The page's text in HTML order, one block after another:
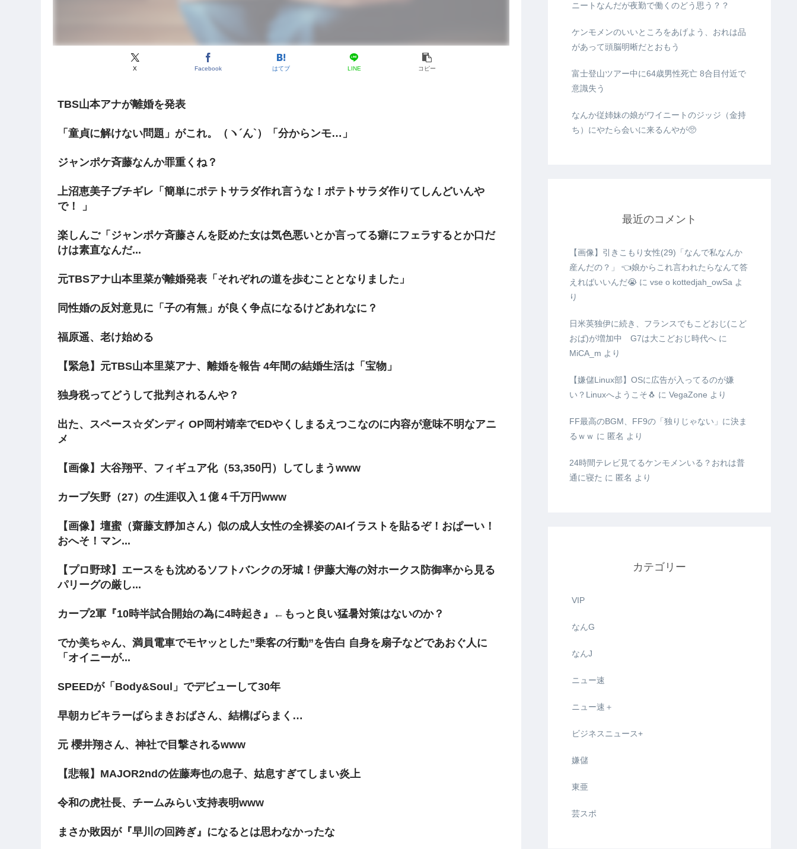
X Facebook はてブ LINE コピー
TBS山本アナが離婚を発表
「童貞に解けない問題」がこれ。（ヽ´ん`）「分からンモ…」
ジャンポケ斉藤なんか罪重くね？
上沼恵美子ブチギレ「簡単にポテトサラダ作れ言うな！ポテトサラダ作りてしんどいんや
で！ 」
楽しんご「ジャンポケ斉藤さんを貶めた女は気色悪いとか言ってる癖にフェラするとか口だ
けは素直なんだ...
元TBSアナ山本里菜が離婚発表「それぞれの道を歩むこととなりました」
同性婚の反対意見に「子の有無」が良く争点になるけどあれなに？
福原遥、老け始める
【緊急】元TBS山本里菜アナ、離婚を報告 4年間の結婚生活は「宝物」
独身税ってどうして批判されるんや？
出た、スペース☆ダンディ OP岡村靖幸でEDやくしまるえつこなのに内容が意味不明なアニ
メ
【画像】大谷翔平、フィギュア化（53,350円）してしまうwww
カープ矢野（27）の生涯収入１億４千万円www
【画像】壇蜜（齋藤支靜加さん）似の成人女性の全裸姿のAIイラストを貼るぞ！おぱーい！
おへそ！マン...
【プロ野球】エースをも沈めるソフトバンクの牙城！伊藤大海の対ホークス防御率から見る
パリーグの厳し...
カープ2軍『10時半試合開始の為に4時起き』←もっと良い猛暑対策はないのか？
でか美ちゃん、満員電車でモヤッとした”乗客の行動”を告白 自身を扇子などであおぐ人に
「オイニーが...
SPEEDが「Body&Soul」でデビューして30年
早朝カビキラーばらまきおばさん、結構ばらまく…
元 櫻井翔さん、神社で目撃されるwww
【悲報】MAJOR2ndの佐藤寿也の息子、姑息すぎてしまい炎上
令和の虎社長、チームみらい支持表明www
まさか敗因が『早川の回跨ぎ』になるとは思わなかったな
ニートなんだが夜勤で働くのどう思う？？
ケンモメンのいいところをあげよう、おれは品
があって頭脳明晰だとおもう
富士登山ツアー中に64歳男性死亡 8合目付近で
意識失う
なんか従姉妹の娘がワイニートのジッジ（金持
ち）にやたら会いに来るんやが🥺
最近のコメント
【画像】引きこもり女性(29)「なんで私なんか
産んだの？」 👈娘からこれ言われたらなんて答
えればいいんだ😭 に vse o kottedjah_owSa よ
り
日米英独伊に続き、フランスでもこどおじ(こど
おば)が増加中 G7は大こどおじ時代へ に
MiCA_m より
【嫌儲Linux部】OSに広告が入ってるのが嫌
い？Linuxへようこそ🐧 に VegaZone より
FF最高のBGM、FF9の「独りじゃない」に決ま
るｗｗ に 匿名 より
24時間テレビ見てるケンモメンいる？おれは普
通に寝た に 匿名 より
カテゴリー
VIP
なんG
なんJ
ニュー速
ニュー速＋
ビジネスニュース+
嫌儲
東亜
芸スポ